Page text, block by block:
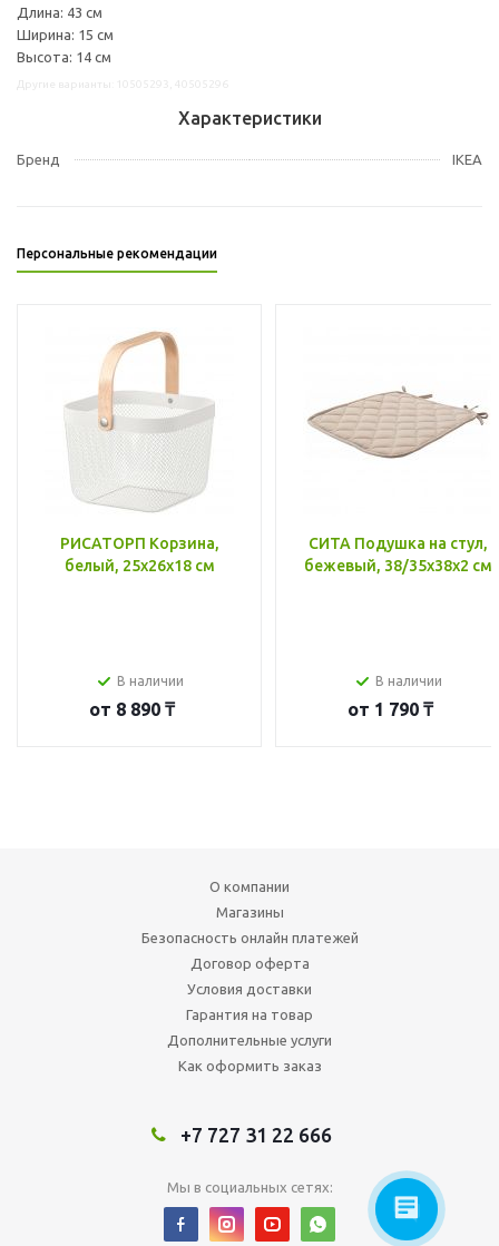
Длина: 43 см
Ширина: 15 см
Высота: 14 см
Характеристики
Бренд IKEA
Персональные рекомендации
РИСАТОРП Корзина,
белый, 25x26x18 см
В наличии
от 8 890 ₸
СИТА Подушка на стул,
бежевый, 38/35x38x2 см
В наличии
от 1 790 ₸
О компании
Магазины
Безопасность онлайн платежей
Договор оферта
Условия доставки
Гарантия на товар
Дополнительные услуги
Как оформить заказ
+7 727 31 22 666
Мы в социальных сетях: